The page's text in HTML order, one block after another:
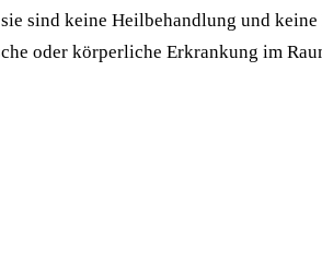
sind keine Heilbehandlung und keine
oder körperliche Erkrankung im